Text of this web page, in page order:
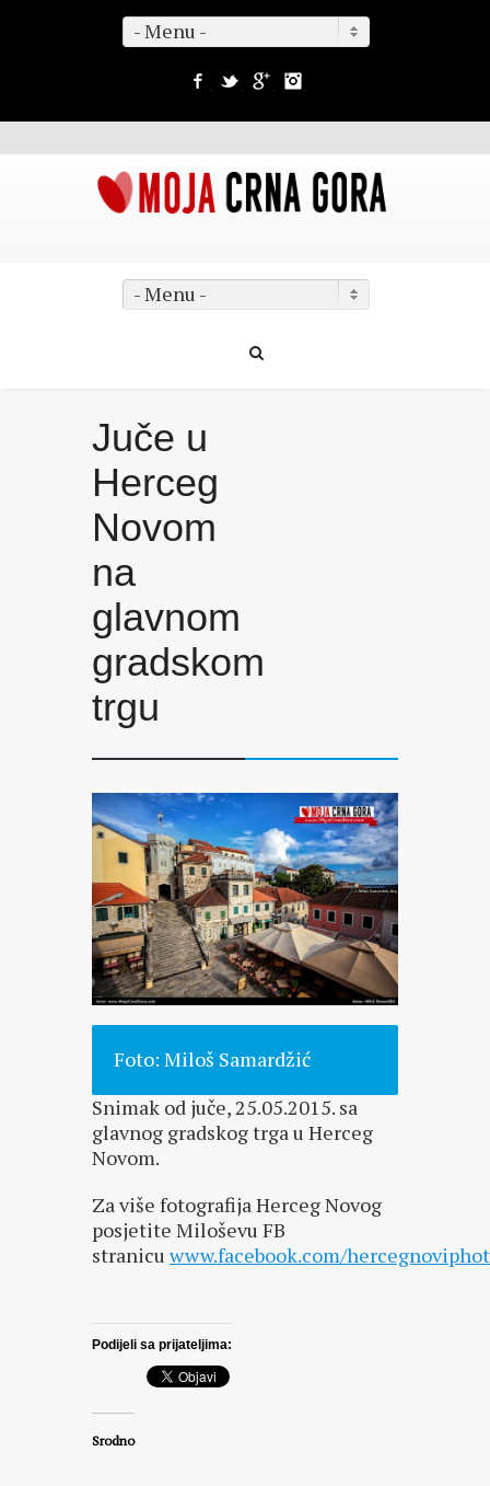
- Menu -
Facebook
TwitterGoogle+
- Menu -
Juče u
Herceg
Novom
na
glavnom
gradskom
trgu
Foto: Miloš Samardžić
Snimak od juče, 25.05.2015. sa
glavnog gradskog trga u Herceg
Novom.
Za više fotografija Herceg Novog
posjetite Miloševu FB
stranicu www.facebook.com/
Podijeli sa prijateljima:
Srodno